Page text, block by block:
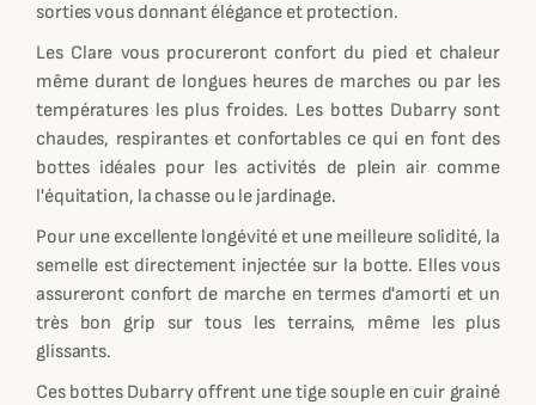
sorties vous donnant élégance et protection.
Les Clare vous procureront confort du pied et chaleur
même durant de longues heures de marches ou par les
températures les plus froides. Les bottes Dubarry sont
chaudes, respirantes et confortables ce qui en font des
bottes idéales pour les activités de plein air comme
l'équitation, la chasse ou le jardinage.
Pour une excellente longévité et une meilleure solidité, la
semelle est directement injectée sur la botte. Elles vous
assureront confort de marche en termes d'amorti et un
très bon grip sur tous les terrains, même les plus
glissants.
Ces bottes Dubarry offrent une tige souple en cuir grainé